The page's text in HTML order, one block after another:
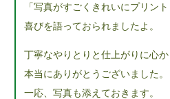
「写真がすごくきれいにプリン
喜びを語っておられましたよ。
丁寧なやりとりと仕上がりに心か
本当にありがとうございました。
一応、写真も添えておきます。